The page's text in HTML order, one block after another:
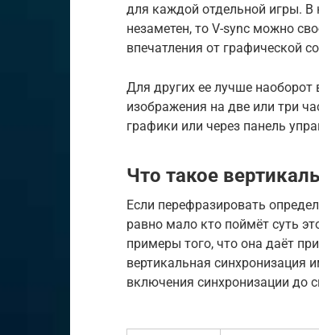
для каждой отдельной игры. В
незаметен, то V-sync можно
впечатления от графической
Для других ее лучше наоборот
изображения на две или три
графики или через панель
Что такое
Если перефразировать
равно мало кто поймёт суть
примеры того, что она даёт
вертикальная синхронизация
включения синхронизации до